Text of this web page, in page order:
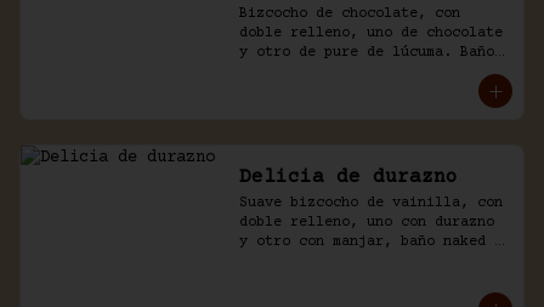
Bizcocho de chocolate, con
doble relleno, uno de chocolate
y otro de pure de lúcuma. Baño
Delicia de durazno
Suave bizcocho de vainilla, con
doble relleno, uno con durazno
y otro con manjar, baño naked